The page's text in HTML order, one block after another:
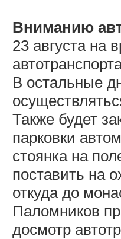
Вниманию
23 августа на
В остальные
Также будет
парковки
стоянка на
поставить на
откуда до
Паломников
досмотр